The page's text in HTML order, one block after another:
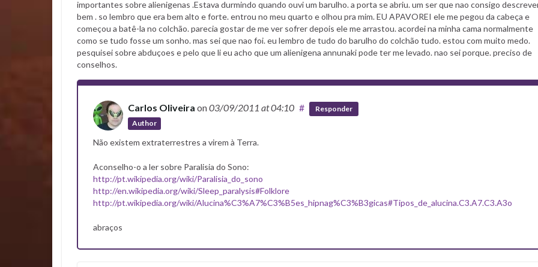
importantes sobre alienigenas .Estava durmindo quando ouvi um barulho. a porta se abriu. um ser que nao consigo
bem . so lembro que era bem alto e forte. entrou no meu quarto e olhou pra mim. EU APAVOREI ele me pegou da cabeça e
começou a batê-la no colchão. parecia gostar de me ver sofrer depois ele me arrastou. acordei na minha cama normalmente
como se tudo fosse um sonho. mas sei que nao foi. eu lembro de tudo do barulho do colchão tudo. estou com muito medo.
pesquisei sobre abduçoes e pelo que li eu acho que um alienigena annunaki pode ter me levado. nao sei porque. preciso de
conselhos.
Carlos Oliveira on03/09/2011 at 04:10
Author
# Responder
Não existem extraterrestres a virem à Terra.
Aconselho-o a ler sobre Paralisia do Sono:
http://pt.wikipedia.org/wiki/Paralisia_do_sono
http://en.wikipedia.org/wiki/Sleep_paralysis#Folklore
http://pt.wikipedia.org/wiki/Alucina%C3%A7%C3%B5es_hipnag%C3%B3gicas#Tipos_de_alucina.C3.A7.C3.A3o
abraços